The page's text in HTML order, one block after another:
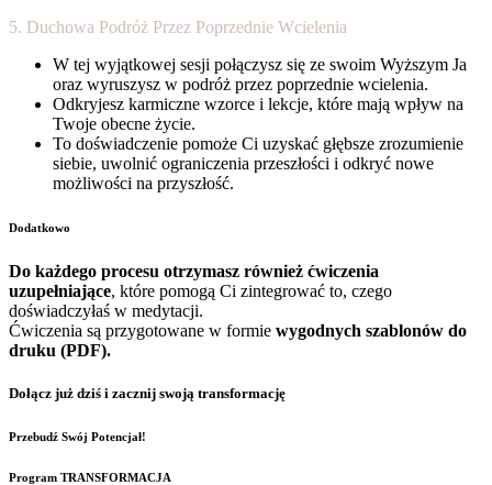
5. Duchowa Podróż Przez Poprzednie Wcielenia
W tej wyjątkowej sesji połączysz się ze swoim Wyższym Ja
oraz wyruszysz w podróż przez poprzednie wcielenia.
Odkryjesz karmiczne wzorce i lekcje, które mają wpływ na
Twoje obecne życie.
To doświadczenie pomoże Ci uzyskać głębsze zrozumienie
siebie, uwolnić ograniczenia przeszłości i odkryć nowe
możliwości na przyszłość.
Dodatkowo
Do każdego procesu otrzymasz również ćwiczenia
uzupełniające, które pomogą Ci zintegrować to, czego
doświadczyłaś w medytacji.
Ćwiczenia są przygotowane w formie wygodnych szablonów do
druku (PDF).
Dołącz już dziś i zacznij swoją transformację
Przebudź Swój Potencjał!
Program TRANSFORMACJA